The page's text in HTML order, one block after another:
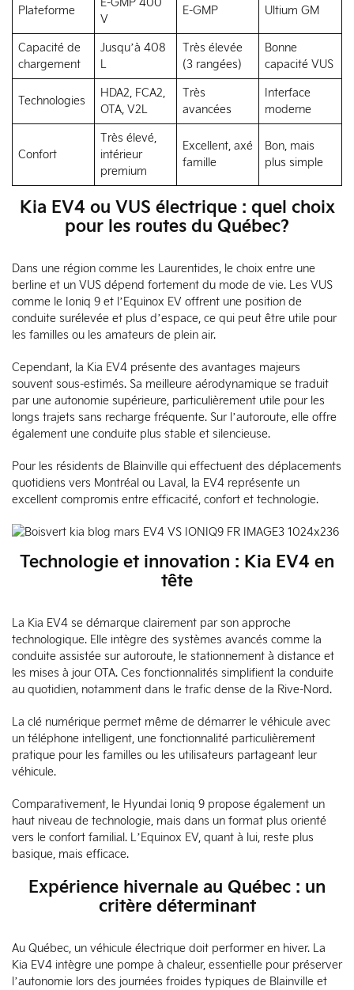
Plateforme
V
E-GMP Ultium GM
Capacité de
chargement
Jusqu’à 408
L
Très élevée
(3 rangées)
Bonne
capacité VUS
Technologies
HDA2, FCA2,
OTA, V2L
Très
avancées
Interface
moderne
Confort
Très élevé,
intérieur
premium
Excellent, axé
famille
Bon, mais
plus simple
Kia EV4 ou VUS électrique : quel choix
pour les routes du Québec?
Dans une région comme les Laurentides, le choix entre une
berline et un VUS dépend fortement du mode de vie. Les VUS
comme le Ioniq 9 et l’Equinox EV offrent une position de
conduite surélevée et plus d’espace, ce qui peut être utile pour
les familles ou les amateurs de plein air.
Cependant, la Kia EV4 présente des avantages majeurs
souvent sous-estimés. Sa meilleure aérodynamique se traduit
par une autonomie supérieure, particulièrement utile pour les
longs trajets sans recharge fréquente. Sur l’autoroute, elle offre
également une conduite plus stable et silencieuse.
Pour les résidents de Blainville qui effectuent des déplacements
quotidiens vers Montréal ou Laval, la EV4 représente un
excellent compromis entre efficacité, confort et technologie.
Technologie et innovation : Kia EV4 en
tête
La Kia EV4 se démarque clairement par son approche
technologique. Elle intègre des systèmes avancés comme la
conduite assistée sur autoroute, le stationnement à distance et
les mises à jour OTA. Ces fonctionnalités simplifient la conduite
au quotidien, notamment dans le trafic dense de la Rive-Nord.
La clé numérique permet même de démarrer le véhicule avec
un téléphone intelligent, une fonctionnalité particulièrement
pratique pour les familles ou les utilisateurs partageant leur
véhicule.
Comparativement, le Hyundai Ioniq 9 propose également un
haut niveau de technologie, mais dans un format plus orienté
vers le confort familial. L’Equinox EV, quant à lui, reste plus
basique, mais efficace.
Expérience hivernale au Québec : un
critère déterminant
Au Québec, un véhicule électrique doit performer en hiver. La
Kia EV4 intègre une pompe à chaleur, essentielle pour préserver
l’autonomie lors des journées froides typiques de Blainville et